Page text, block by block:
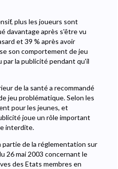
plus les joueurs sont
davantage après s'être vu
et 39 % après avoir
son comportement de jeu
par la publicité pendant qu'il
de la santé a recommandé
jeu problématique. Selon les
pour les jeunes, et
joue un rôle important
interdite.
partie de la réglementation sur
26 mai 2003 concernant le
des Etats membres en